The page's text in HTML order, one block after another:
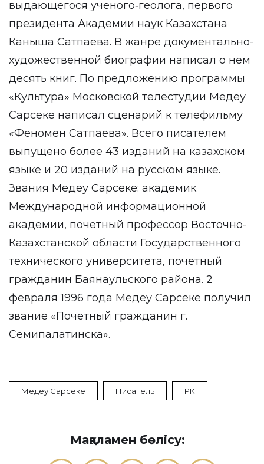
выдающегося ученого‑геолога, первого
президента Академии наук Казахстана
Каныша Сатпаева. В жанре документально-
художественной биографии написал о нем
десять книг. По предложению программы
«Культура» Московской телестудии Медеу
Сарсеке написал сценарий к телефильму
«Феномен Сатпаева». Всего писателем
выпущено более 43 изданий на казахском
языке и 20 изданий на русском языке.
Звания Медеу Сарсеке: академик
Международной информационной
академии, почетный профессор Восточно-
Казахстанской области Государственного
технического университета, почетный
гражданин Баянаульского района. 2
февраля 1996 года Медеу Сарсеке получил
звание «Почетный гражданин г.
Семипалатинска».
Медеу Сарсеке Писатель РК
Мақаламен бөлісу: